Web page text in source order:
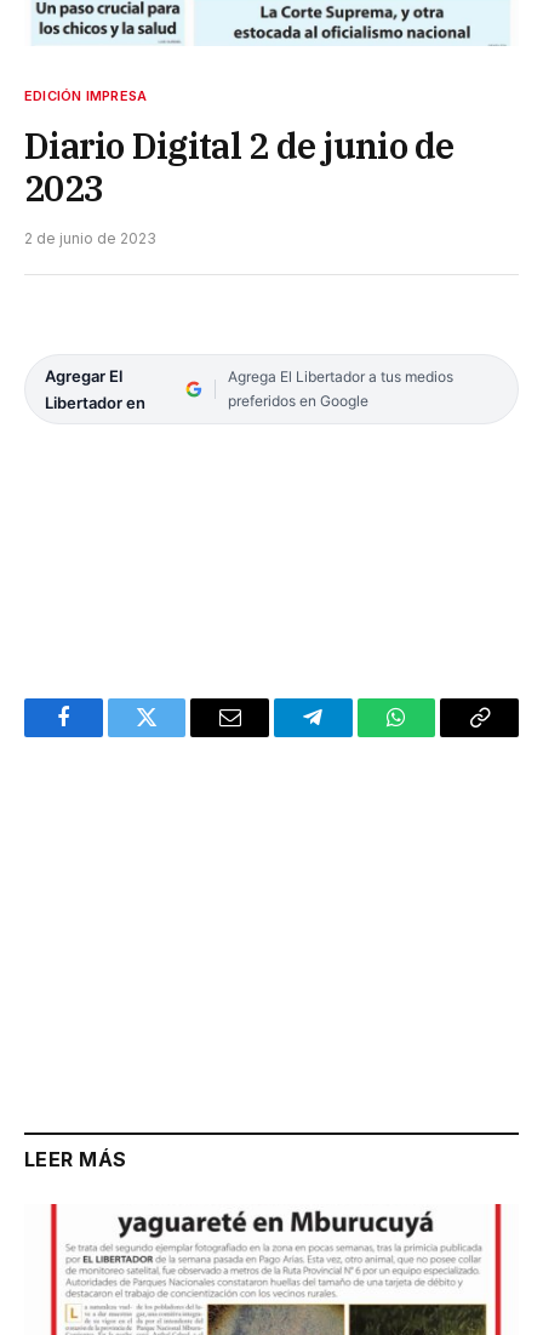
EDICIÓN IMPRESA
Diario Digital 2 de junio de
2023
2 de junio de 2023
Agregar El
Libertador en
Agrega El Libertador a tus medios
preferidos en Google
FacebookTwitter Email TelegramWhatsAppCopy
LEER MÁS